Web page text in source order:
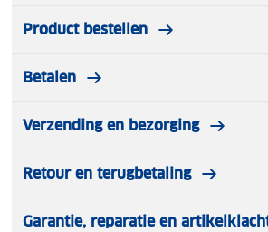
Product bestellen
Betalen
Verzending en bezorging
Retour en terugbetaling
Garantie, reparatie en